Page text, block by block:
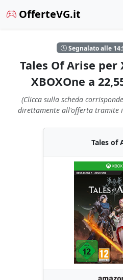
OfferteVG.it
Segnalato alle
Tales Of Arise per
XBOXOne a
(Clicca sulla scheda
direttamente all'offerta tramite
Tales of